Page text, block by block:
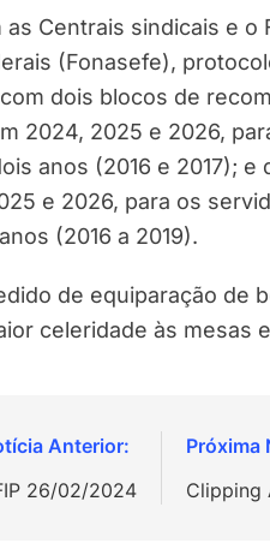
Centrais sindicais e o
(Fonasefe),
dois blocos de
2024, 2025 e 2026,
anos (2016 e 2017);
e 2026, para os
(2016 a 2019).
de equiparação de
celeridade às mesas
26/02/2024 Clipping